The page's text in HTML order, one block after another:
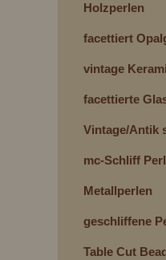
Holzperlen
facettiert
vintage
facettierte
Vintage/Antik
mc-Schliff
Metallperlen
geschliffene
Table Cut